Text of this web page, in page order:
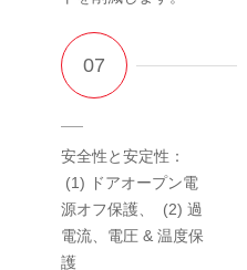
安全性と安定性：
(1) ドアオープン電
源オフ保護、 (2) 過
電流、電圧 & 温度保
護